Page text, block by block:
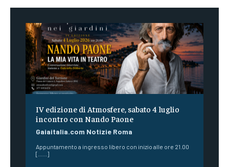
IV edizione di Atmosfere, sabato 4 luglio
incontro con Nando Paone
Gaiaitalia.com Notizie Roma
Appuntamento a ingresso libero con inizio alle ore 21.00
[......]